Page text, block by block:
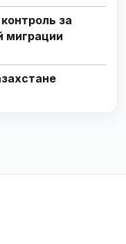
за
миграции